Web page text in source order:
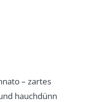
– zartes
hauchdünn